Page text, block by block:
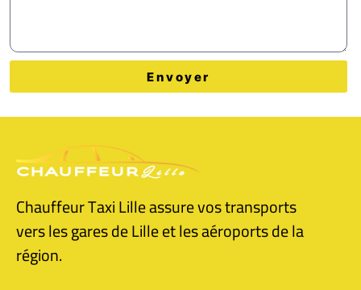
Envoyer
Chauffeur Taxi Lille assure vos transports
vers les gares de Lille et les aéroports de la
région.